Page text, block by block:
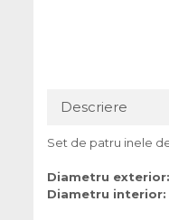
Descriere
Set de patru inele
Diametru exterior:
Diametru interior: